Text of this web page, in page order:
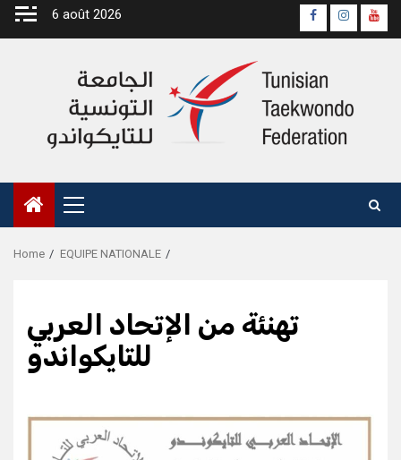
Skip
6 août 2026
Page
Officielle
Instagram
Primary
Menu
Home EQUIPE NATIONALE
تهنئة من الإتحاد العربي
للتايكواندو